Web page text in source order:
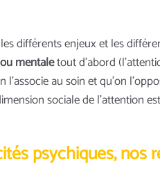
différents enjeux et les
mentaletout d’abord
au soin et qu’on
sociale de l’attention
psychiques, nos